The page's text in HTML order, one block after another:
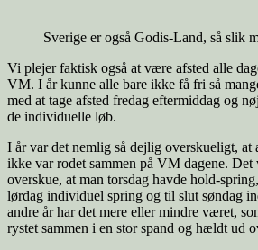
Sverige er også Godis-Land, så slik
Vi plejer faktisk også at være afsted alle
VM. I år kunne alle bare ikke få fri så
med at tage afsted fredag eftermiddag og
de individuelle løb.
I år var det nemlig så dejlig overskueligt, at
ikke var rodet sammen på VM dagene. Det
overskue, at man torsdag havde hold-
lørdag individuel spring og til slut søndag
andre år har det mere eller mindre været,
rystet sammen i en stor spand og hældt ud